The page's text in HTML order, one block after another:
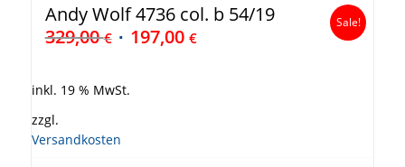
Andy Wolf 4736 col. b 54/19
329,00€ 197,00 €
Sale!
inkl. 19 % MwSt.
zzgl.
Versandkosten